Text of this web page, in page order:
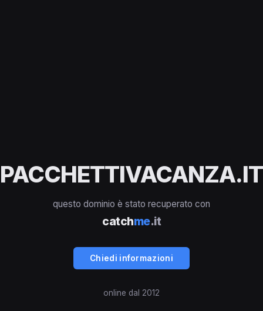
PACCHETTIVACANZA.IT
questo dominio è stato recuperato con
catchme.it
Chiedi informazioni
online dal 2012